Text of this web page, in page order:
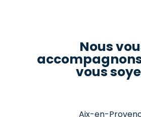
Nous
vous
Aix-en-